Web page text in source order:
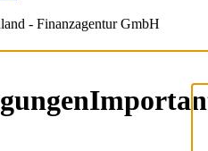
- Finanzagentur GmbH